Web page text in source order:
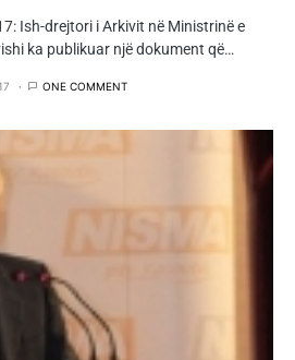
Ish-drejtori i Arkivit në Ministrinë e
ka publikuar një dokument që…
ONE COMMENT